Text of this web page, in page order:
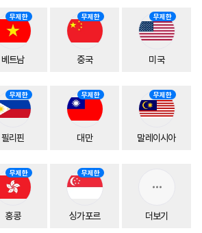
무제한
베트남
무제한
중국
무제한
미국
무제한
필리핀
무제한
대만
무제한
말레이시아
무제한
홍콩
무제한
싱가포르 더보기